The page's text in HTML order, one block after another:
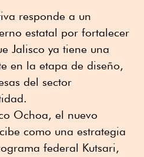
responde a un
estatal por fortalecer
Jalisco ya tiene una
en la etapa de diseño,
del sector
Ochoa, el nuevo
como una estrategia
federal Kutsari,